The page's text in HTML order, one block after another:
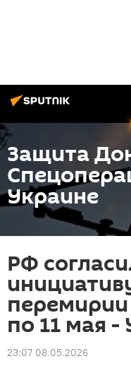
Защита
Украине
РФ
по 11 мая
23:07 08.05.2026